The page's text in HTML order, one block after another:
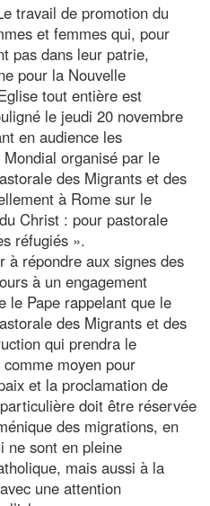
travail de promotion du
et femmes qui, pour
pas dans leur patrie,
pour la Nouvelle
tout entière est
le jeudi 20 novembre
en audience les
organisé par le
des Migrants et des
à Rome sur le
Christ : pour pastorale
réfugiés ».
à répondre aux signes des
à un engagement
le Pape rappelant que le
des Migrants et des
qui prendra le
moyen pour
et la proclamation de
doit être réservée
des migrations, en
ne sont en pleine
mais aussi à la
une attention